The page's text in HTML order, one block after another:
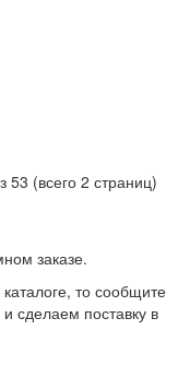
53 (всего 2 страниц)
заказе.
то сообщите
сделаем поставку в